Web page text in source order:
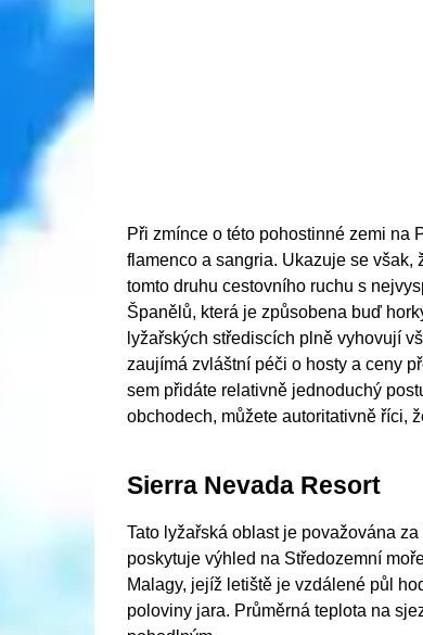
Při zmínce o této pohostinné zemi na
flamenco a sangria. Ukazuje se však,
tomto druhu cestovního ruchu s
Španělů, která je způsobena buď
lyžařských střediscích plně vyhovují
zaujímá zvláštní péči o hosty a ceny
sem přidáte relativně jednoduchý
obchodech, můžete autoritativně říci,
Sierra Nevada Resort
Tato lyžařská oblast je považována
poskytuje výhled na Středozemní
Malagy, jejíž letiště je vzdálené půl
poloviny jara. Průměrná teplota na